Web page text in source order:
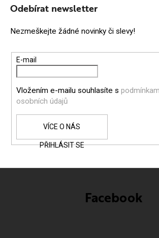
Odebírat newsletter
Nezmeškejte žádné novinky či slevy!
E-mail
Vložením e-mailu souhlasíte s
osobních údajů
PŘIHLÁSIT SE
Facebook